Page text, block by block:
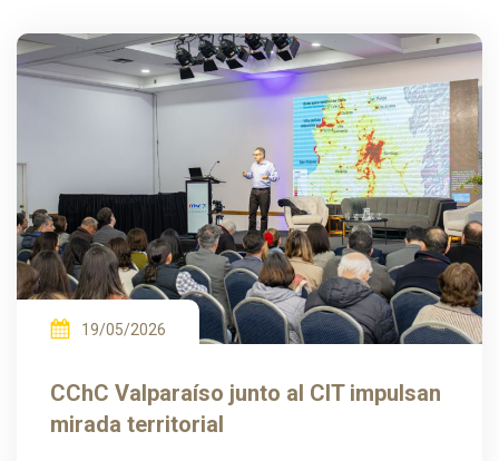
19/05/2026
CChC Valparaíso junto al CIT impulsan
mirada territorial